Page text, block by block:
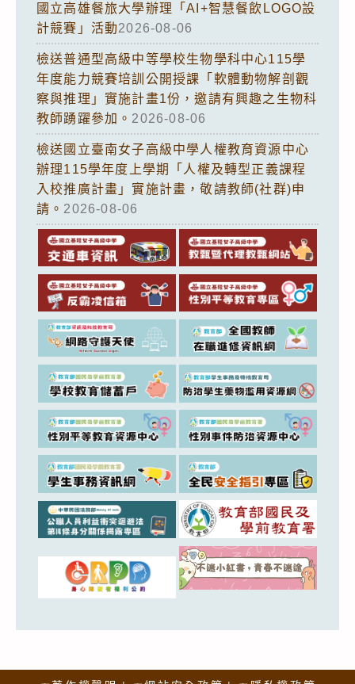
國立高雄餐旅大學辦理「AI+智慧餐飲LOGO設
計競賽」活動2026-08-06
檢送普通型高級中等學校生物學科中心115學
年度能力競賽培訓公開授課「軟體動物解剖觀
察與推理」實施計畫1份，邀請有興趣之生物科
教師踴躍參加。 2026-08-06
檢送國立臺南女子高級中學人權教育資源中心
辦理115學年度上學期「人權及轉型正義課程
入校推廣計畫」實施計畫，敬請教師(社群)申
請。 2026-08-06